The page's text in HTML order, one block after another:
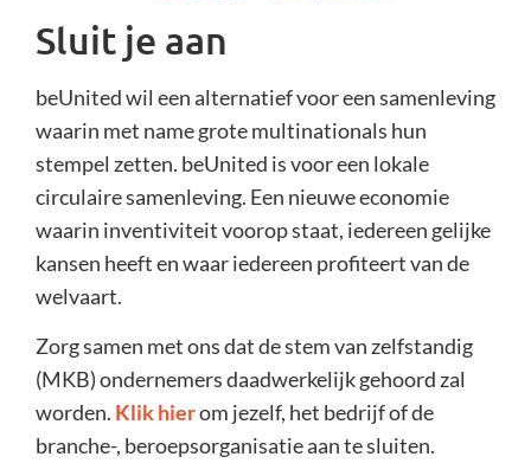
Sluit je aan
beUnited wil een alternatief voor een samenleving
waarin met name grote multinationals hun
stempel zetten. beUnited is voor een lokale
circulaire samenleving. Een nieuwe economie
waarin inventiviteit voorop staat, iedereen gelijke
kansen heeft en waar iedereen profiteert van de
welvaart.
Zorg samen met ons dat de stem van zelfstandig
(MKB) ondernemers daadwerkelijk gehoord zal
worden. Klik hierom jezelf, het bedrijf of de
branche-, beroepsorganisatie aan te sluiten.